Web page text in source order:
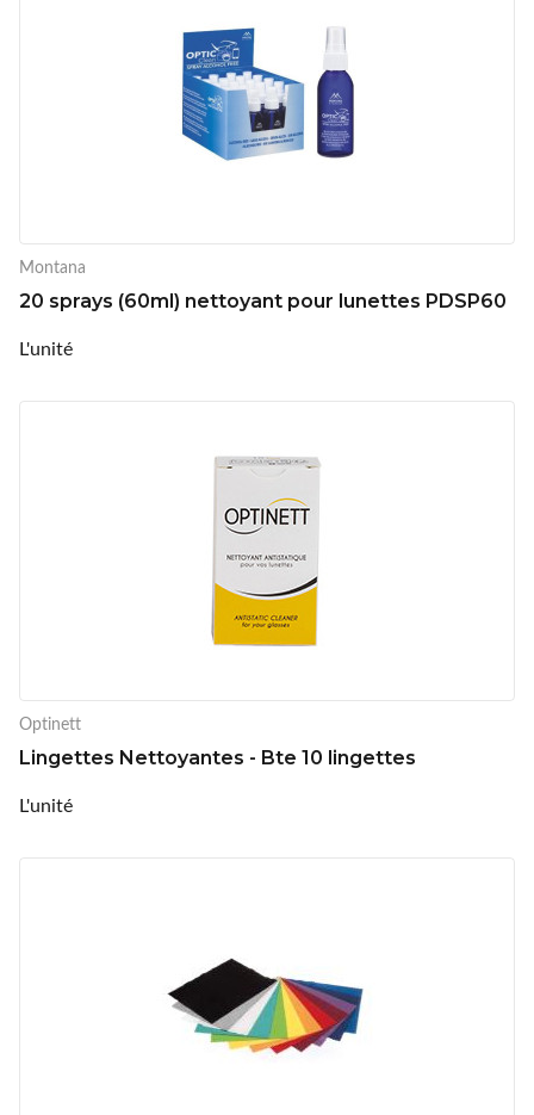
Montana
20 sprays (60ml) nettoyant pour lunettes PDSP60
L'unité
Optinett
Lingettes Nettoyantes - Bte 10 lingettes
L'unité